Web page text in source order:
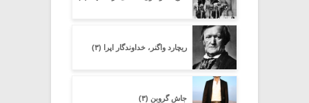
ریچارد واگنر، خداوندگار اپرا (۳)
جاش گروبن (۳)